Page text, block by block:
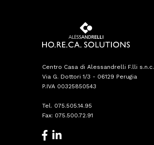
Centro Casa di Alessandrelli F.lli s.n.c.
Via G. Dottori 1/3 - 06129 Perugia
P.IVA 00325850543
Tel. 075.505.14.95
Fax: 075.500.72.91